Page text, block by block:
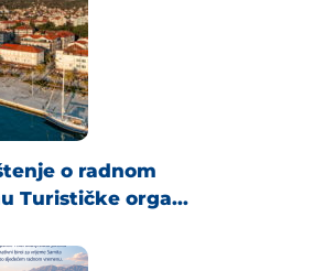
o radnom
Turističke orga...